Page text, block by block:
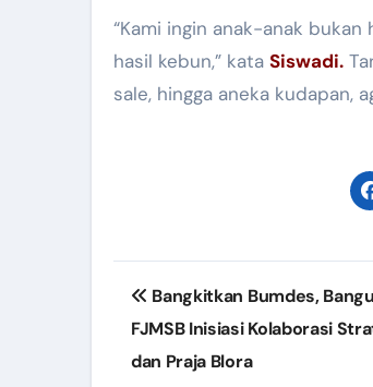
“Kami ingin anak-anak
hasil kebun,” kata Siswadi.
sale, hingga aneka kudapan,
Post
navigation
Bangkitkan Bumdes,
FJMSB Inisiasi Kolaborasi
dan Praja Blora